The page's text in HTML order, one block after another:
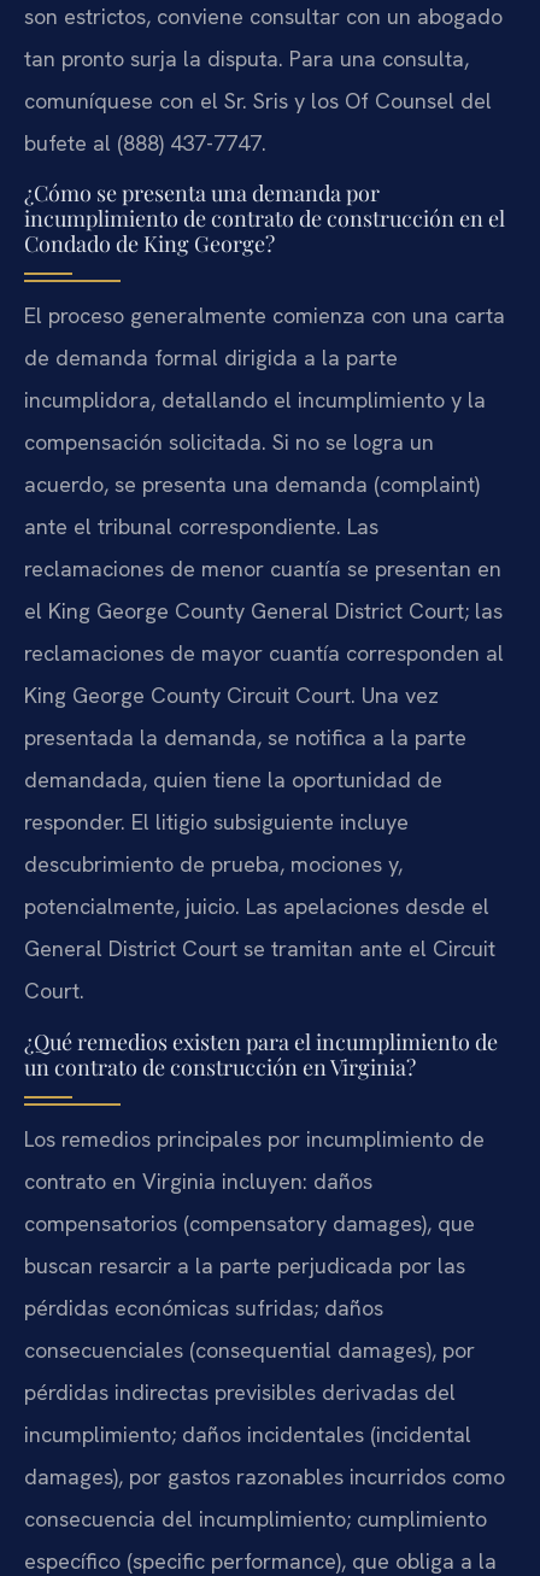
son estrictos, conviene consultar con un abogado
tan pronto surja la disputa. Para una consulta,
comuníquese con el Sr. Sris y los Of Counsel del
bufete al (888) 437-7747.
¿Cómo se presenta una demanda por
incumplimiento de contrato de construcción en el
Condado de King George?
El proceso generalmente comienza con una carta
de demanda formal dirigida a la parte
incumplidora, detallando el incumplimiento y la
compensación solicitada. Si no se logra un
acuerdo, se presenta una demanda (complaint)
ante el tribunal correspondiente. Las
reclamaciones de menor cuantía se presentan en
el King George County General District Court; las
reclamaciones de mayor cuantía corresponden al
King George County Circuit Court. Una vez
presentada la demanda, se notifica a la parte
demandada, quien tiene la oportunidad de
responder. El litigio subsiguiente incluye
descubrimiento de prueba, mociones y,
potencialmente, juicio. Las apelaciones desde el
General District Court se tramitan ante el Circuit
Court.
¿Qué remedios existen para el incumplimiento de
un contrato de construcción en Virginia?
Los remedios principales por incumplimiento de
contrato en Virginia incluyen: daños
compensatorios (compensatory damages), que
buscan resarcir a la parte perjudicada por las
pérdidas económicas sufridas; daños
consecuenciales (consequential damages), por
pérdidas indirectas previsibles derivadas del
incumplimiento; daños incidentales (incidental
damages), por gastos razonables incurridos como
consecuencia del incumplimiento; cumplimiento
específico (specific performance), que obliga a la